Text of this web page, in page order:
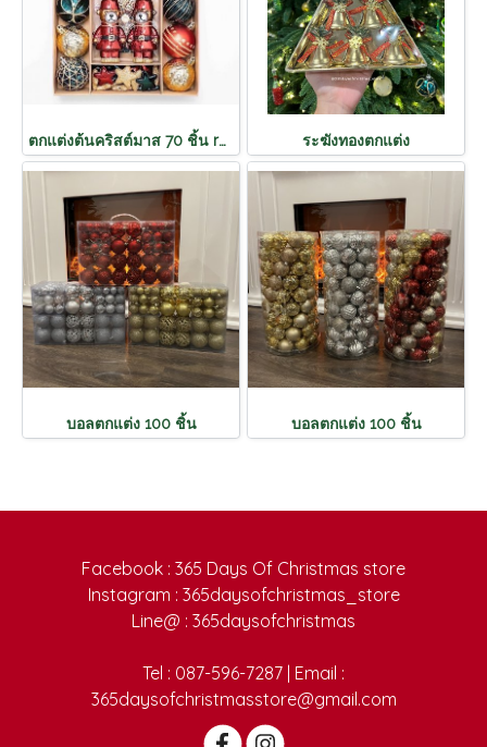
ตกแต่งต้นคริสต์มาส 70 ชิ้น red green gold ระฆังทองตกแต่ง
บอลตกแต่ง 100 ชิ้น บอลตกแต่ง 100 ชิ้น
Facebook : 365 Days Of Christmas store
Instagram : 365daysofchristmas_store
Line@ : 365daysofchristmas
Tel : 087-596-7287 | Email :
365daysofchristmasstore@gmail.com